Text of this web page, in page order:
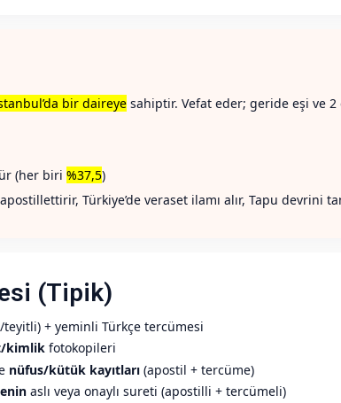
bir daireye sahiptir. Vefat eder; geride eşi ve 2
(her biri %37,5)
Türkiye’de veraset ilamı alır, Tapu devrini
(Tipik)
+ yeminli Türkçe tercümesi
kimlik fotokopileri
nüfus/kütük kayıtları (apostil + tercüme)
aslı veya onaylı sureti (apostilli + tercümeli)